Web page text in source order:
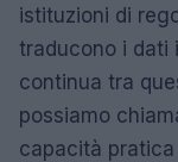
istituzioni di
traducono i dati
continua tra
possiamo
capacità